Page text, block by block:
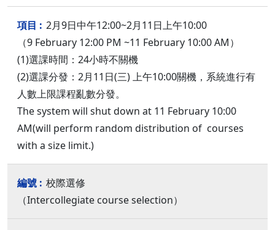
2月9日中午12:00~2月11日上午10:00
（9 February 12:00 PM ~11 February 10:00 AM）
(1)選課時間：24小時不關機
(2)選課分發：2月11日(三) 上午10:00關機，系統進行有
人數上限課程亂數分發。
The system will shut down at 11 February 10:00
AM(will perform random distribution of courses
with a size limit.)
校際選修
（Intercollegiate course selection）